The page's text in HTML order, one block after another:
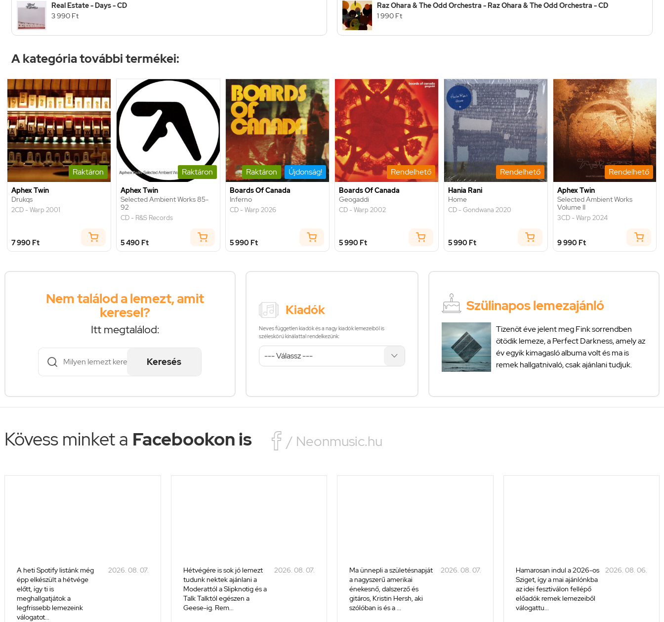
Real Estate - Days - CD
3 990 Ft
Raz Ohara & The Odd Orchestra - Raz Ohara & The Odd Orchestra - CD
1 990 Ft
A kategória további termékei:
Raktáron
Aphex Twin
Drukqs
2CD - Warp 2001
7 990 Ft
Raktáron
Aphex Twin
Selected Ambient Works 85-
92
CD - R&S Records
5 490 Ft
Raktáron Újdonság!
Boards Of Canada
Inferno
CD - Warp 2026
5 990 Ft
Rendelhető
Boards Of Canada
Geogaddi
CD - Warp 2002
5 990 Ft
Rendelhető
Hania Rani
Home
CD - Gondwana 2020
5 990 Ft
Rendelhető
Aphex Twin
Selected Ambient Works
Volume II
3CD - Warp 2024
9 990 Ft
Nem találod a lemezt, amit
keresel?
Itt megtalálod:
Keresés
Kiadók
Neves független kiadók és a nagy kiadók lemezeiből is
széleskörű kínálattal rendelkezünk:
Szülinapos lemezajánló
Tizenöt éve jelent meg Fink sorrendben
ötödik lemeze, a Perfect Darkness, amely az
év egyik kimagasló albuma volt és ma is
remek hallgatnivaló, csak ajánlani tudjuk.
Kövess minket a Facebookon is  / Neonmusic.hu
A heti Spotify listánk még
épp elkészült a hétvége
előtt, így ti is
meghallgatjátok a
legfrissebb lemezeink
válogatot...
2026. 08. 07.
Hétvégére is sok jó lemezt
tudunk nektek ajánlani a
Moderattól a Slipknotig és a
Talk Talktól egészen a
Geese-ig. Rem...
2026. 08. 07.
Ma ünnepli a születésnapját
a nagyszerű amerikai
énekesnő, dalszerző és
gitáros, Kristin Hersh, aki
szólóban is és a ...
2026. 08. 07.
Hamarosan indul a 2026-os
Sziget, így a mai ajánlónkba
az idei fesztiválon fellépő
előadók remek lemezeiből
válogattu...
2026. 08. 06.